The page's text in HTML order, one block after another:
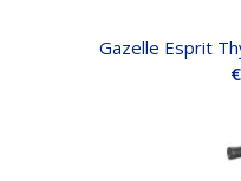
Gazelle Esprit
€